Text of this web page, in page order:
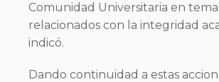
Comunidad Universitaria en
relacionados con la integridad
indicó.
Dando continuidad a estas